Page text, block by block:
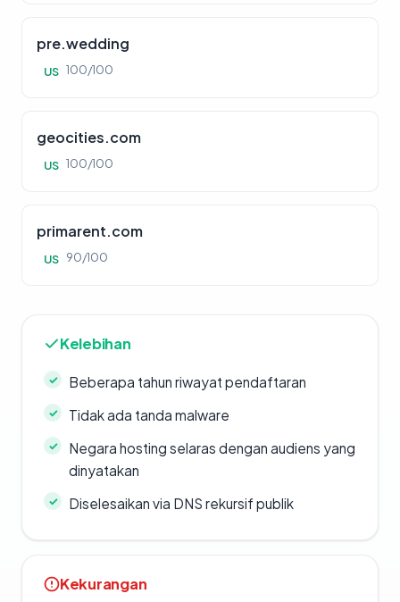
pre.wedding
US 100/100
geocities.com
US 100/100
primarent.com
US 90/100
Kelebihan
Beberapa tahun riwayat pendaftaran
Tidak ada tanda malware
Negara hosting selaras dengan audiens yang
dinyatakan
Diselesaikan via DNS rekursif publik
Kekurangan